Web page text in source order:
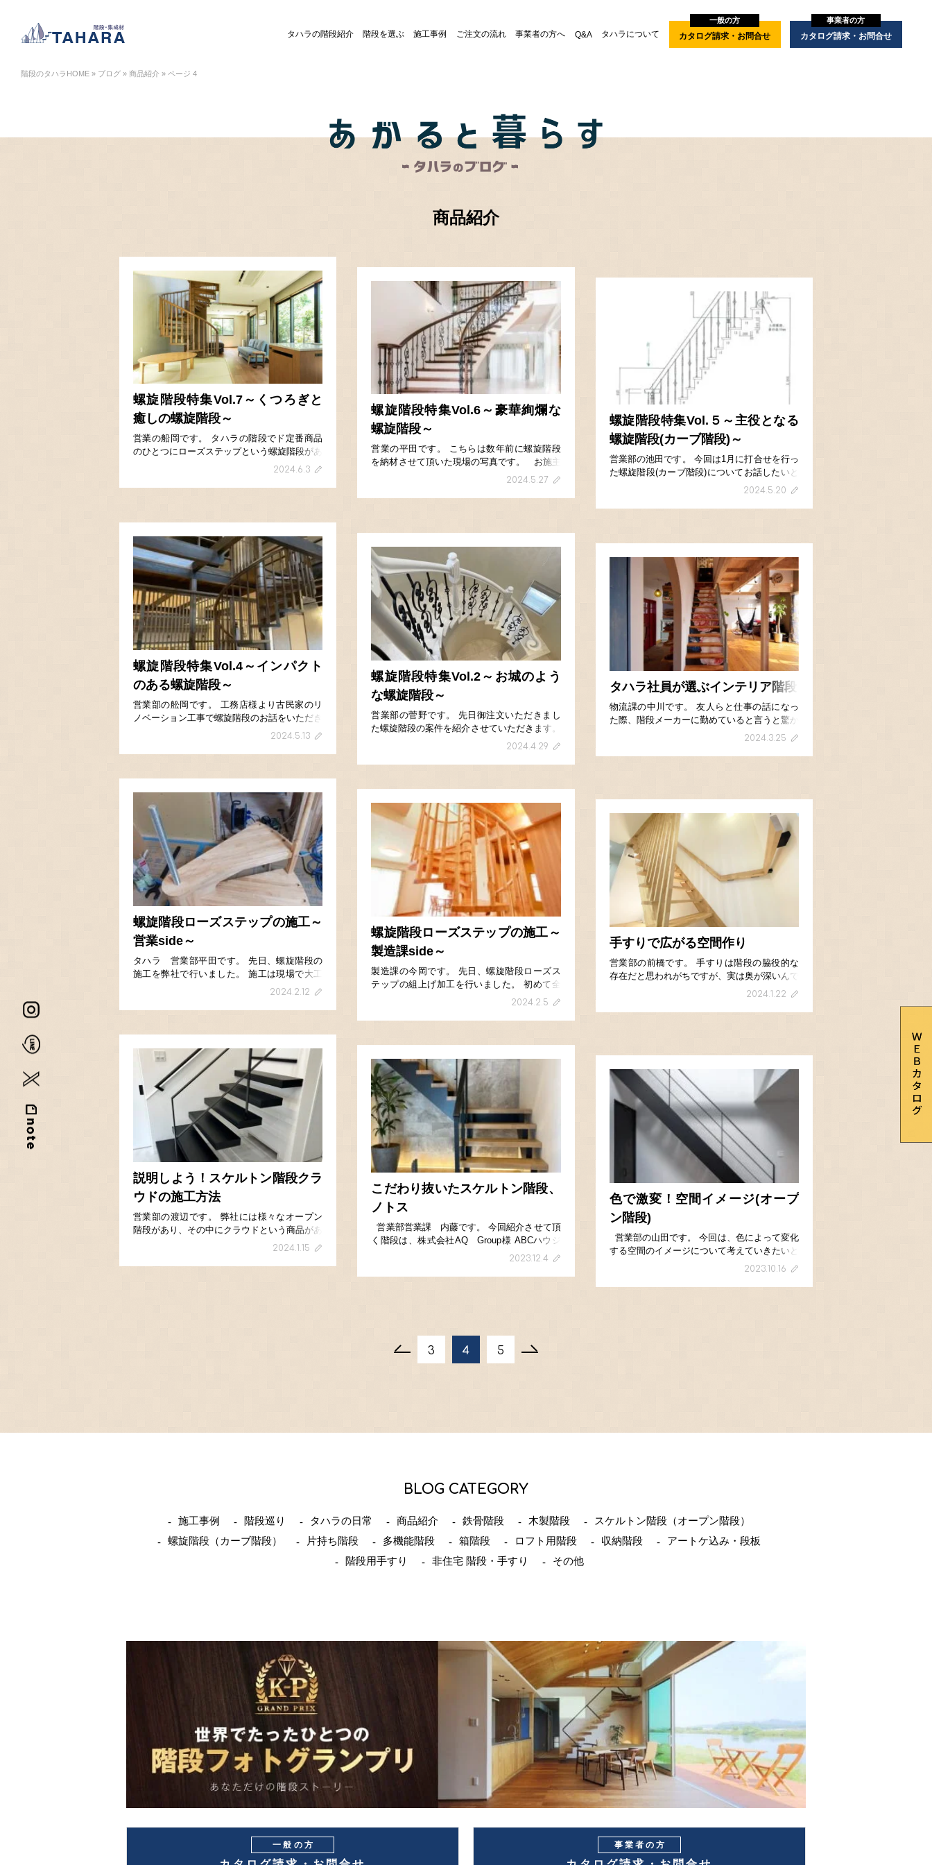
タハラの階段紹介
タハラの階段紹介
片持ち階段（キャンティレバー階段） 収納階段
木製階段
階段を選ぶ
階段を選ぶー あなたの好みの階段が見つかります ー
施工事例 ご注文の流れ 事業者の方へ Q&A タハラについて
タハラについて
一般の方
カタログ請求・お問合せ
事業者の方
カタログ請求・お問合せ
を選ぶ
リクルート
お知らせ
個人情報保護方針
カタログ請求・お問合せ
カタログ請求・お問合せ
階段のタハラHOME » ブログ » 商品紹介 » ページ 4
商品紹介
螺旋階段特集Vol.7～くつろぎと
癒しの螺旋階段～
営業の船岡です。 タハラの階段でド定番商品
のひとつにローズステップという螺旋階段があ
ります。 この商品は部材や形状が規格化され
入いただけます。 この度、九州の離島に建設
2024.6.3
螺旋階段特集Vol.6～豪華絢爛な
螺旋階段～
営業の平田です。 こちらは数年前に螺旋階段
を納材させて頂いた現場の写真です。 お施主
様が螺旋階段のある家に住むのが夢との事で、
した。 玄 […]
2024.5.27
螺旋階段特集Vol.５～主役となる
螺旋階段(カーブ階段)～
営業部の池田です。 今回は1月に打合せを行っ
た螺旋階段(カーブ階段)についてお話したいと
思います。 こちらの階段はすごく特殊で、1段
目までは左木口が見える仕様でした。 &nbs
2024.5.20
螺旋階段特集Vol.4～インパクト
のある螺旋階段～
営業部の舩岡です。 工務店様より古民家のリ
ノベーション工事で螺旋階段のお話をいただき
ました。 通常360°を13段で割って1段当たり
現場は階高も2400㎜と低かったため、円 […]
2024.5.13
螺旋階段特集Vol.2～お城のよう
な螺旋階段～
営業部の菅野です。 先日御注文いただきまし
た螺旋階段の案件を紹介させていただきます。
御施主様の強いご要望で「ヨーロッパのお城の
苦労した点は、1段目に立つ３００角の […]
2024.4.29
タハラ社員が選ぶインテリア階段
物流課の中川です。 友人らと仕事の話になっ
た際、階段メーカーに勤めていると言うと驚か
れます。 住宅のキッチンやトイレは分かりや
では階段について考えたことはありませんでし
2024.3.25
螺旋階段ローズステップの施工～
営業side～
タハラ 営業部平田です。 先日、螺旋階段の
施工を弊社で行いました。 施工は現場で大工
様におこなっていただいていますが、今回は工
起こっても対応できるように準備して、工場の
2024.2.12
螺旋階段ローズステップの施工～
製造課side～
製造課の今岡です。 先日、螺旋階段ローズス
テップの組上げ加工を行いました。 初めて全
ての工程を１人で行い、支柱や受け木・連結子
うに微調整するところが多く苦労しました。
2024.2.5
手すりで広がる空間作り
営業部の前橋です。 手すりは階段の脇役的な
存在だと思われがちですが、実は奥が深いんで
す！ 階段手すりを思い浮かべた時に丸棒をイ
はなく直方体の「平角手すり」や、丸棒手すり
2024.1.22
説明しよう！スケルトン階段クラ
ウドの施工方法
営業部の渡辺です。 弊社には様々なオープン
階段があり、その中にクラウドという商品があ
ります。 写真や展示会等でご紹介させていた
のみが突き出した形になっているのか？」「段
2024.1.15
こだわり抜いたスケルトン階段、
ノトス
営業部営業課 内藤です。 今回紹介させて頂
く階段は、株式会社AQ Group様 ABCハウジ
ング明石・大蔵海岸住宅公園内に納品させてい
な […]
2023.12.4
色で激変！空間イメージ(オープ
ン階段)
営業部の山田です。 今回は、色によって変化
する空間のイメージについて考えていきたいと
思います。 建売りの同じ間取りで横並び
[…]
2023.10.16
3 4 5
BLOG CATEGORY
施工事例 階段巡り タハラの日常 商品紹介 鉄骨階段 木製階段
スケルトン階段（オープン階段）
螺旋階段（カーブ階段）
片持ち階段 多機能階段 箱階段 ロフト用階段 収納階段
アートケ込み・段板
階段用手すり
非住宅 階段・手すり その他
一般の方 事業者の方